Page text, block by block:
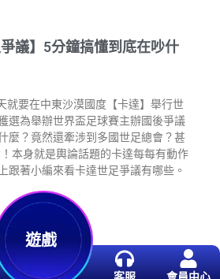
爭議】5分鐘搞懂到底在吵什
就要在中東沙漠國度【卡達】舉行世
選為舉辦世界盃足球賽主辦國後爭議
麼？竟然還牽涉到多國世足總會？甚
本身就是輿論話題的卡達每每有動作
跟著小編來看卡達世足爭議有哪些。
遊戲
客服 會員中心